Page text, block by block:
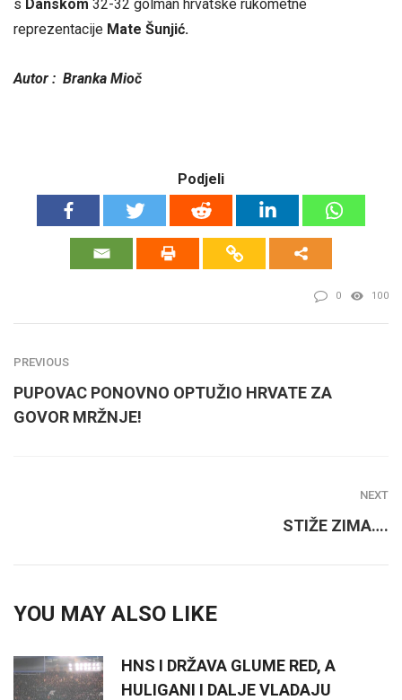
s Danskom 32-32 golman hrvatske rukometne
reprezentacije Mate Šunjić.
Autor : Branka Mioč
Podjeli
0 100
PREVIOUS
PUPOVAC PONOVNO OPTUŽIO HRVATE ZA
GOVOR MRŽNJE!
NEXT
STIŽE ZIMA….
YOU MAY ALSO LIKE
HNS I DRŽAVA GLUME RED, A
HULIGANI I DALJE VLADAJU